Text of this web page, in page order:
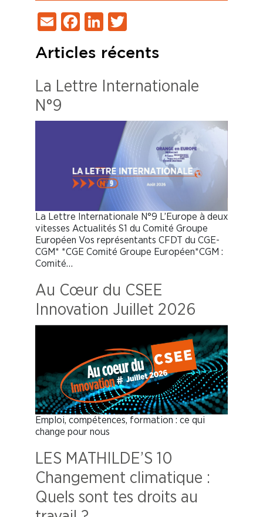
EmailFacebook
LinkedIn
Articles récents
La Lettre Internationale
N°9
La Lettre Internationale N°9 L’Europe à deux
vitesses Actualités S1 du Comité Groupe
Européen Vos représentants CFDT du CGE-
CGM* *CGE Comité Groupe Européen*CGM :
Comité…
Au Cœur du CSEE
Innovation Juillet 2026
Emploi, compétences, formation : ce qui
change pour nous
LES MATHILDE’S 10
Changement climatique :
Quels sont tes droits au